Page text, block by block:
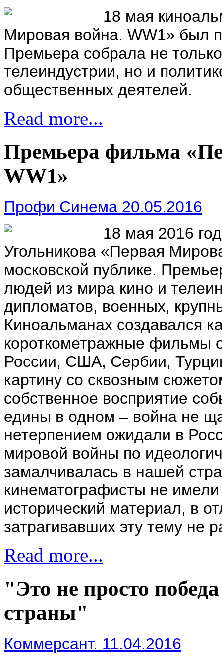
18 мая
Мировая война. WW1» был
Премьера собрала не
телеиндустрии, но и
общественных деятелей.
Read more...
Премьера фильма
WW1»
Профи Синема 20.05.2016
18 мая 2016
Угольникова «Первая
московской публике.
людей из мира кино и
дипломатов, военных,
Киноальманах создавался
короткометражные фильмы
России, США, Сербии,
картину со сквозным
собственное восприятие
едины в одном – война не
нетерпением ожидали в
мировой войны по
замалчивалась в нашей
кинематографисты не
исторический материал, в
затрагивавших эту тему не
Read more...
"Это не просто
страны"
Коммерсант. 11.04.2016